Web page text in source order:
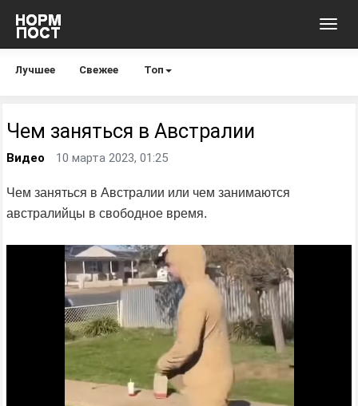
Лучшее Свежее Топ
Чем заняться в Австралии
Видео 10 марта 2023, 01:25
Чем заняться в Австралии или чем занимаются
австралийцы в свободное время.